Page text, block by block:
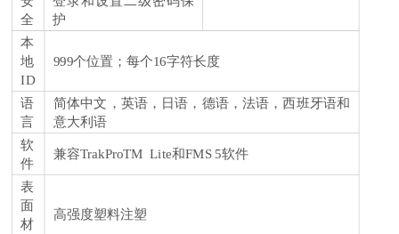
全 护
本
地
ID
999个位置；每个16字符长度
语
言
简体中文，英语，日语，德语，法语，西班牙语和
意大利语
软
件
兼容TrakProTM Lite和FMS 5软件
表
面
材
高强度塑料注塑